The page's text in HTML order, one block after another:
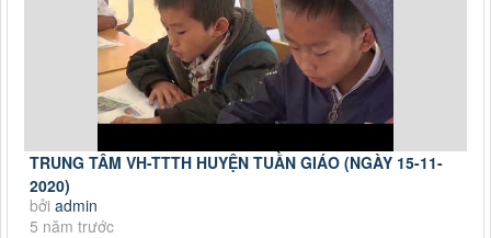
TRUNG TÂM VH-TTTH HUYỆN TUẦN GIÁO (NGÀY 15-11-
2020)
bởi admin
5 năm trước